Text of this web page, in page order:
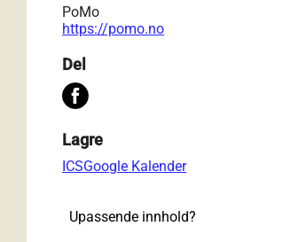
PoMo
https://pomo.no
Del
Lagre
ICSGoogle Kalender
Upassende innhold?